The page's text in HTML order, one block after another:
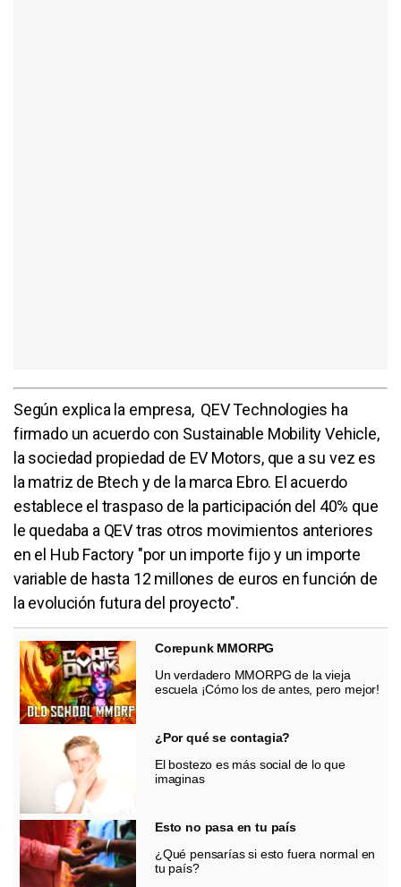
Según explica la empresa, QEV Technologies ha
firmado un acuerdo con Sustainable Mobility Vehicle,
la sociedad propiedad de EV Motors, que a su vez es
la matriz de Btech y de la marca Ebro. El acuerdo
establece el traspaso de la participación del 40% que
le quedaba a QEV tras otros movimientos anteriores
en el Hub Factory "por un importe fijo y un importe
variable de hasta 12 millones de euros en función de
la evolución futura del proyecto".
Corepunk MMORPG
Un verdadero MMORPG de la vieja
escuela ¡Cómo los de antes, pero mejor!
¿Por qué se contagia?
El bostezo es más social de lo que
imaginas
Esto no pasa en tu país
¿Qué pensarías si esto fuera normal en
tu país?